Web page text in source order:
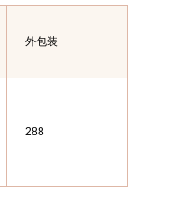
外包装
288